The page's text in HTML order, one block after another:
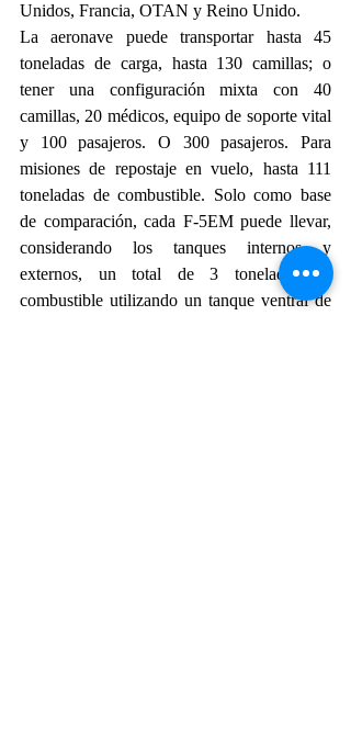
Unidos, Francia, OTAN y Reino Unido.
La aeronave puede transportar hasta 45
toneladas de carga, hasta 130 camillas; o
tener una configuración mixta con 40
camillas, 20 médicos, equipo de soporte vital
y 100 pasajeros. O 300 pasajeros. Para
misiones de repostaje en vuelo, hasta 111
toneladas de combustible. Solo como base
de comparación, cada F-5EM puede llevar,
considerando los tanques internos y
externos, un total de 3 toneladas de
combustible utilizando un tanque ventral de